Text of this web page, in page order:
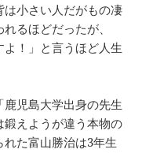
小さい人だがもの凄
るほどだったが、
よ！」と言うほど人生
児島大学出身の先生
えようが違う本物の
た富山勝治は3年生